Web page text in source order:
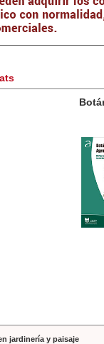
IVA
jardinería y paisaje